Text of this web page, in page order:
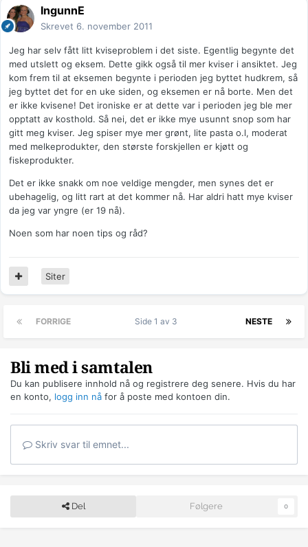
IngunnE
Skrevet 6. november 2011
Jeg har selv fått litt kviseproblem i det siste. Egentlig begynte det
med utslett og eksem. Dette gikk også til mer kviser i ansiktet. Jeg
kom frem til at eksemen begynte i perioden jeg byttet hudkrem, så
jeg byttet det for en uke siden, og eksemen er nå borte. Men det
er ikke kvisene! Det ironiske er at dette var i perioden jeg ble mer
opptatt av kosthold. Så nei, det er ikke mye usunnt snop som har
gitt meg kviser. Jeg spiser mye mer grønt, lite pasta o.l, moderat
med melkeprodukter, den største forskjellen er kjøtt og
fiskeprodukter.
Det er ikke snakk om noe veldige mengder, men synes det er
ubehagelig, og litt rart at det kommer nå. Har aldri hatt mye kviser
da jeg var yngre (er 19 nå).
Noen som har noen tips og råd?
Siter
FORRIGE NESTE
Side 1 av 3
Bli med i samtalen
Du kan publisere innhold nå og registrere deg senere. Hvis du har
en konto, logg inn nå for å poste med kontoen din.
Skriv svar til emnet...
Del Følgere 0